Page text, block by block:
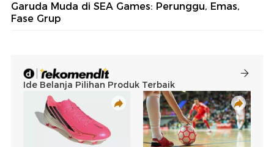
Garuda Muda di SEA Games: Perunggu, Emas,
Fase Grup